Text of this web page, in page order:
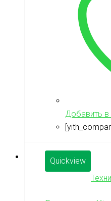
Добавить
Quickview